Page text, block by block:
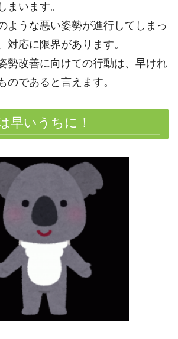
まいます。
ような悪い姿勢が進行してしまっ
対応に限界があります。
勢改善に向けての行動は、早けれ
のであると言えます。
早いうちに！